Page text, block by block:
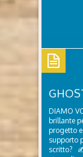
DIAMO
brillante
progetto
supporto
scritto? ✍